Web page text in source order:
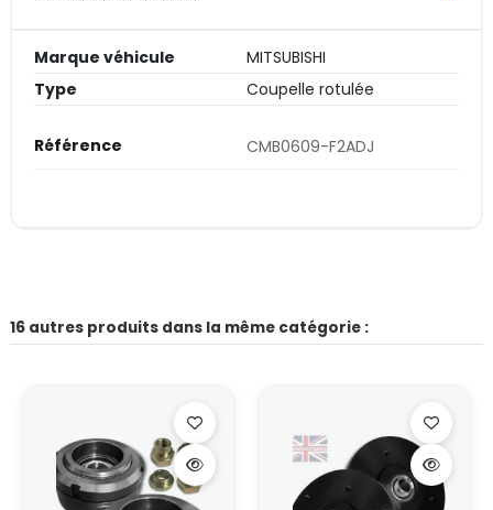
Marque véhicule
MITSUBISHI
Type
Coupelle rotulée
Référence CMB0609-F2ADJ
16 autres produits dans la même catégorie :